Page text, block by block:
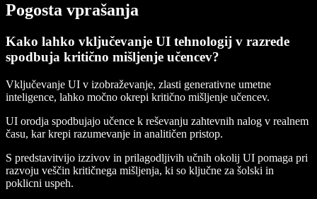
Pogosta vprašanja
Kako lahko vključevanje UI tehnologij v razrede
spodbuja kritično mišljenje učencev?
Vključevanje UI v izobraževanje, zlasti generativne umetne
inteligence, lahko močno okrepi kritično mišljenje učencev.
UI orodja spodbujajo učence k reševanju zahtevnih nalog v realnem
času, kar krepi razumevanje in analitičen pristop.
S predstavitvijo izzivov in prilagodljivih učnih okolij UI pomaga pri
razvoju veščin kritičnega mišljenja, ki so ključne za šolski in
poklicni uspeh.